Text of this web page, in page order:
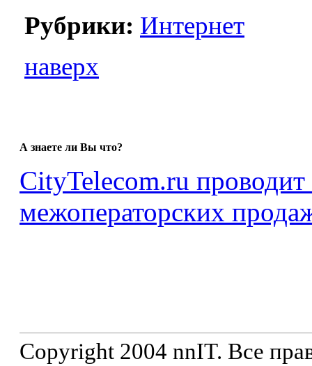
Рубрики: Интернет
наверх
А знаете ли Вы что?
CityTelecom.ru
межоператорских
Copyright 2004 nnIT. Все